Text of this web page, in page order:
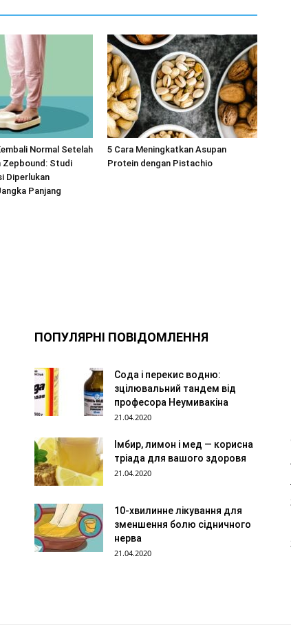
Normal Setelah
Zepbound: Studi
Diperlukan
Panjang
5 Cara Meningkatkan Asupan
Protein dengan Pistachio
ПОПУЛЯРНІ ПОВІДОМЛЕННЯ
Сода і перекис водню:
зцілювальний тандем від
професора Неумивакіна
21.04.2020
Імбир, лимон і мед — корисна
тріада для вашого здоровя
21.04.2020
10-хвилинне лікування для
зменшення болю сідничного
нерва
21.04.2020